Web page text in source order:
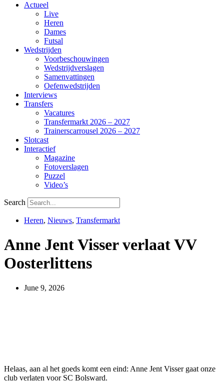
Actueel
Live
Heren
Dames
Futsal
Wedstrijden
Voorbeschouwingen
Wedstrijdverslagen
Samenvattingen
Oefenwedstrijden
Interviews
Transfers
Vacatures
Transfermarkt 2026 – 2027
Trainerscarrousel 2026 – 2027
Slotcast
Interactief
Magazine
Fotoverslagen
Puzzel
Video’s
Search
Heren, Nieuws, Transfermarkt
Anne Jent Visser verlaat VV
Oosterlittens
June 9, 2026
Helaas, aan al het goeds komt een eind: Anne Jent Visser gaat onze
club verlaten voor SC Bolsward.